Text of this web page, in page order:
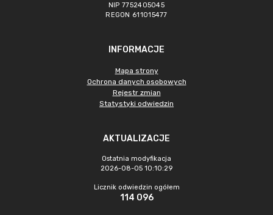
NIP 7752405045
REGON 611015477
INFORMACJE
Mapa strony
Ochrona danych osobowych
Rejestr zmian
Statystyki odwiedzin
AKTUALIZACJE
Ostatnia modyfikacja
2026-08-05 10:10:29
Licznik odwiedzin ogółem
114 096